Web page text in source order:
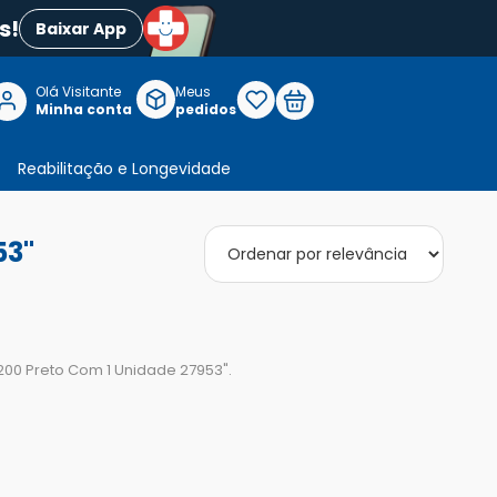
Baixar App
Olá Visitante
Minha conta
Meus
pedidos
Reabilitação e Longevidade
Preto Com 1 Unidade 27953".